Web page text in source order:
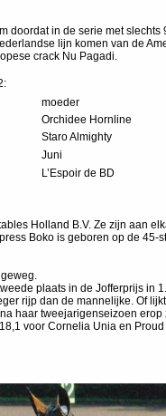
doordat in de serie met
lijn komen van de
crack Nu Pagadi.
moeder
Orchidee Hornline
Staro Almighty
Juni
L’Espoir de BD
Holland B.V. Ze zijn aan
Boko is geboren op de
plaats in de Jofferprijs
rijp dan de mannelijke. Of
haar tweejarigenseizoen erop
voor Cornelia Unia en